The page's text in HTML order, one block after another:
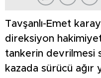
Tavşanlı-Emet
direksiyon
tankerin devrilmesi
kazada sürücü ağır